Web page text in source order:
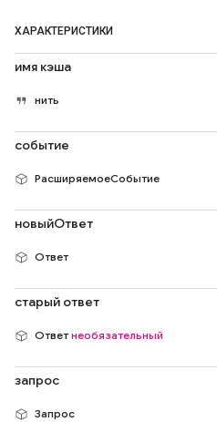
ХАРАКТЕРИСТИКИ
имя кэша
нить
событие
РасширяемоеСобытие
новыйОтвет
Ответ
старый ответ
Ответ необязательный
запрос
Запрос